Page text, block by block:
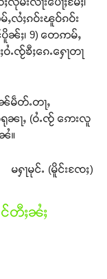
လႆႈၵဝ်းၽူဝ်ၵဝ်း
ၼ်ႈ၊ 9) တေဢမ်ႇ
ၸႂ်ၶီႈၵေႉႁေႃတႃ
မဵတ်ႉတႃႇ
ရုၼႃႇ (ဝႆႉၸႂ် ဢေးလူ
။
မႁႃမုင်ႉ (မိူင်းၸႄႈ)
တီႈၼႆႈ